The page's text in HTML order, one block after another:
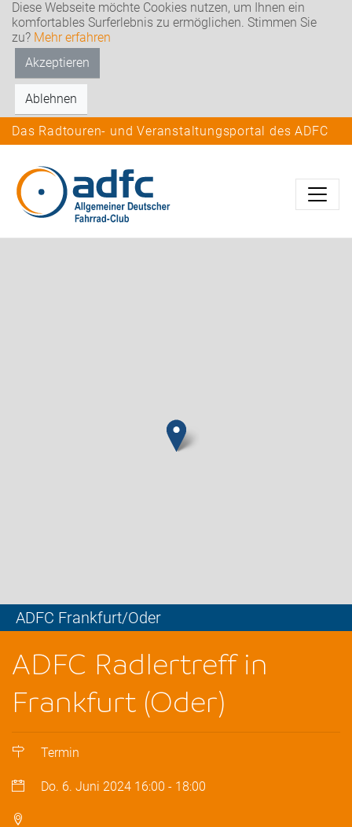
Diese Webseite möchte Cookies nutzen, um Ihnen ein
komfortables Surferlebnis zu ermöglichen. Stimmen Sie
zu? Mehr erfahren
Akzeptieren
Ablehnen
Das Radtouren- und Veranstaltungsportal des ADFC
ADFC Frankfurt/Oder
ADFC Radlertreff in
Frankfurt (Oder)
Termin
Do. 6. Juni 2024 16:00 - 18:00